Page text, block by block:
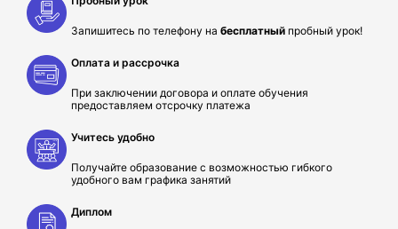
Запишитесь по телефону на бесплатный пробный урок!
Оплата и рассрочка
При заключении договора и оплате обучения
предоставляем отсрочку платежа
Учитесь удобно
Получайте образование с возможностью гибкого
удобного вам графика занятий
Диплом